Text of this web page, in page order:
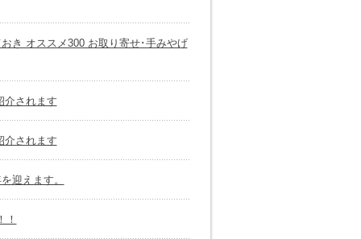
き オススメ300 お取り寄せ･手みやげ
介されます
介されます
迎えます。
！